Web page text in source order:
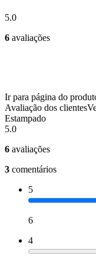
5.0
6 avaliações
Ir para página do
Avaliação dos clientes
Estampado
5.0
6 avaliações
3 comentários
5
6
4